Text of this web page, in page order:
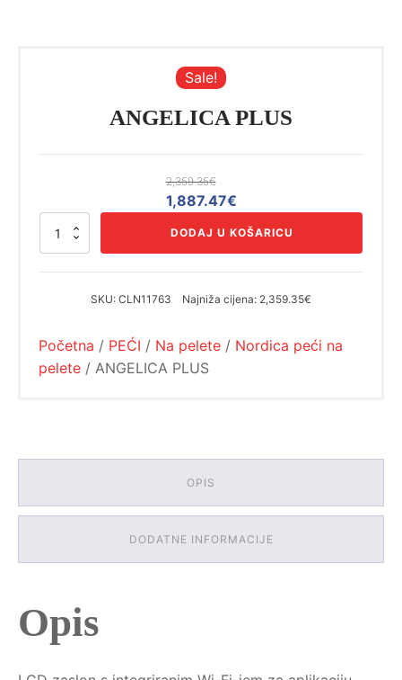
Sale!
ANGELICA PLUS
2,359.35€
Izvorna
2,359.35€.
1,887.47€Trenutna
cijena
ANGELICA
DODAJ U KOŠARICU
SKU: CLN11763 Najniža cijena: 2,359.35€
Početna / PEĆI / Na pelete / Nordica peći na
pelete / ANGELICA PLUS
OPIS
DODATNE INFORMACIJE
Opis